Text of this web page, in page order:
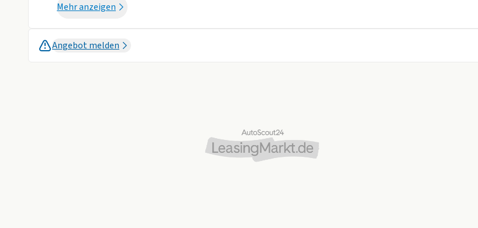
herausragende Konnektivitätsfunktionen und ein Sicherheitspaket, das zu den umfangreichsten seiner
Mehr anzeigen
Angebot melden